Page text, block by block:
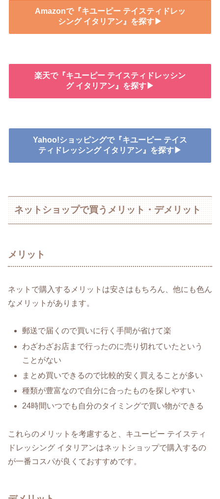
Amazonで『キユーピー テイスティドレッ
シング イタリアン』を探す▶
楽天で『キユーピー テイスティドレッシン
グ イタリアン』を探す▶
Yahoo!ショッピングで『キユーピー テイス
ティドレッシング イタリアン』を探す▶
ネットショップで買うメリット・デメリット
メリット
ネットで購入するメリットは安さはもちろん、他にも色ん
なメリットがあります。
郵送で届くので買いに行く手間が省けて楽
わざわざお店まで行ったのに売り切れていたという
ことがない
まとめ買いできるので比較的安く買えることが多い
種類が豊富なので自分に合ったものを探しやすい
24時間いつでも自分のタイミングで買い物ができる
これらのメリットを考慮すると、キユーピー テイスティ
ドレッシング イタリアンはネットショップで購入するの
が一番コスパが良くておすすめです。